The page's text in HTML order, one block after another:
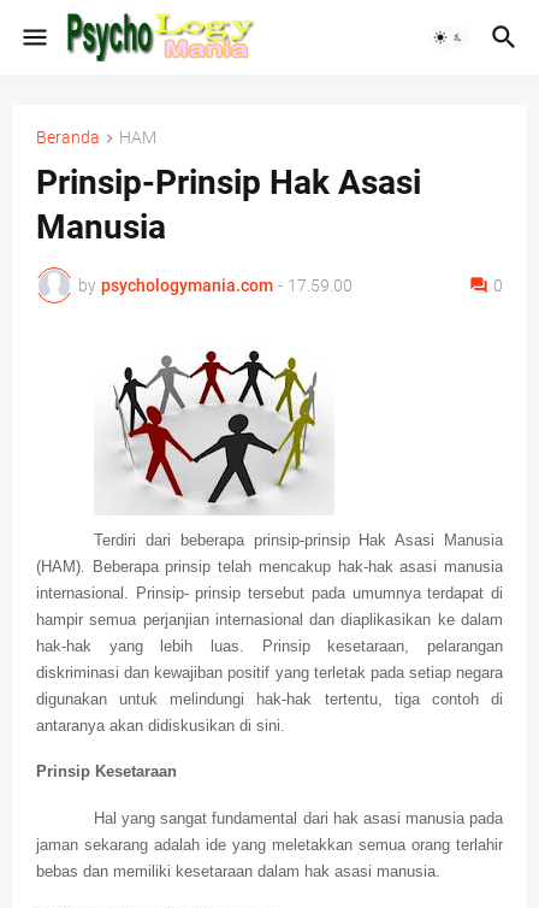
Beranda HAM
Prinsip-Prinsip Hak Asasi
Manusia
by psychologymania.com - 17.59.00 0
Terdiri dari beberapa prinsip-prinsip Hak Asasi Manusia
(HAM). Beberapa prinsip telah mencakup hak-hak asasi manusia
internasional. Prinsip- prinsip tersebut pada umumnya terdapat di
hampir semua perjanjian internasional dan diaplikasikan ke dalam
hak-hak yang lebih luas. Prinsip kesetaraan, pelarangan
diskriminasi dan kewajiban positif yang terletak pada setiap negara
digunakan untuk melindungi hak-hak tertentu, tiga contoh di
antaranya akan didiskusikan di sini.
Prinsip Kesetaraan
Hal yang sangat fundamental dari hak asasi manusia pada
jaman sekarang adalah ide yang meletakkan semua orang terlahir
bebas dan memiliki kesetaraan dalam hak asasi manusia.